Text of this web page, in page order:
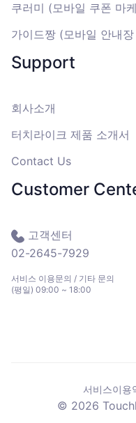
쿠러미 (모바일 쿠폰 마
가이드짱 (모바일 안내
Support
회사소개
터치라이크 제품 소개서
Contact Us
Customer
고객센터
02-2645-7929
서비스 이용문의 / 기타 문의
(평일) 09:00 ~ 18:00
서비스이용
© 2026